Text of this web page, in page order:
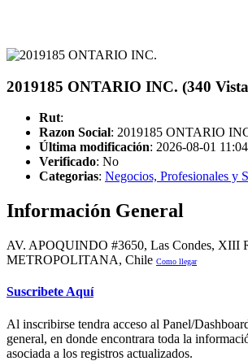
2019185 ONTARIO INC. (340
Rut:
Razon Social: 2019185 ONTARIO
Última modificación: 2026-08-01
Verificado: No
Categorias: Negocios, Profesionales y
Información General
AV. APOQUINDO #3650, Las Condes, XIII
METROPOLITANA, Chile Como llegar
Suscribete Aquí
Al inscribirse tendra acceso al Panel/
general, en donde encontrara toda la
asociada a los registros actualizados.